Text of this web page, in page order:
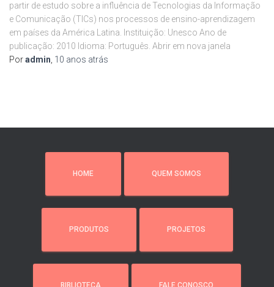
partir de estudo sobre a influência de Tecnologias da Informação
e Comunicação (TICs) nos processos de ensino-aprendizagem
em países da América Latina. Instituição: Unesco Ano de
publicação: 2010 Idioma: Português. Abrir em nova janela
Poradmin 10 anos atrás
HOME QUEM SOMOS
PRODUTOS PROJETOS
BIBLIOTECA FALE CONOSCO